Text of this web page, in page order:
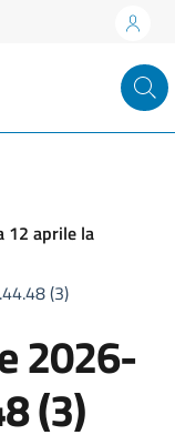
12 aprile la
(3)
2026-
(3)